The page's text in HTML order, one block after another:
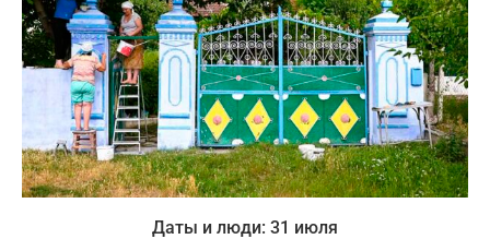
Даты и люди: 31 июля